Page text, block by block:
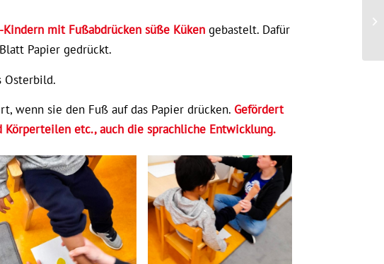
mit Fußabdrücken süße Küken gebastelt. Dafür
Papier gedrückt.
Osterbild.
wenn sie den Fuß auf das Papier drücken. Gefördert
Körperteilen etc., auch die sprachliche Entwicklung.